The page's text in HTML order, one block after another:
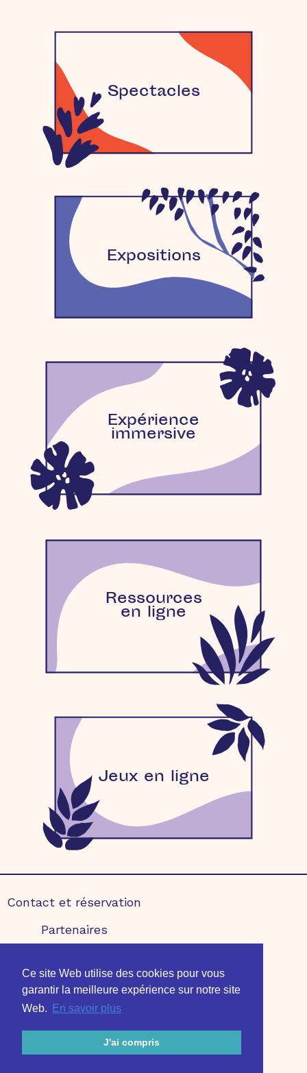
Ce site Web utilise des cookies pour vous
garantir la meilleure expérience sur notre site
Web.
En savoir plus
J'ai compris
Spectacles
Expositions
Expérience
immersive
Ressources
en ligne
Jeux en ligne
Contact et réservation
Partenaires
Édition 2020
Édition 2021